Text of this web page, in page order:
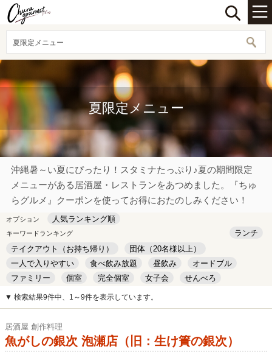
夏限定メニュー
夏限定メニュー
沖縄暑～い夏にぴったり！スタミナたっぷり♪夏の期間限定
メニューがある居酒屋・レストランをあつめました。『ちゅ
らグルメ』クーポンを使ってお得におたのしみください！
オプション 人気ランキング順
キーワードランキング
ランチ
テイクアウト（お持ち帰り）
団体（20名様以上）
一人で入りやすい
食べ飲み放題 昼飲み
オードブル
ファミリー
個室 完全個室 女子会
せんべろ
キッズルーム
安い デート
▼ 検索結果9件中、1～9件を表示しています。
居酒屋 創作料理
魚がしの銀次 泡瀬店（旧：生け簀の銀次）